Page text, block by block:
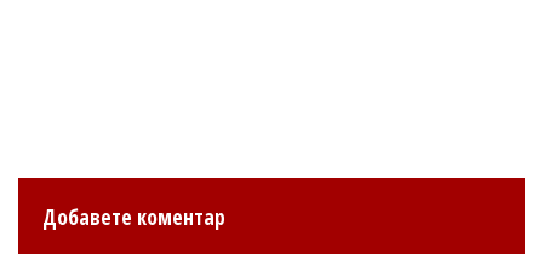
Добавете коментар